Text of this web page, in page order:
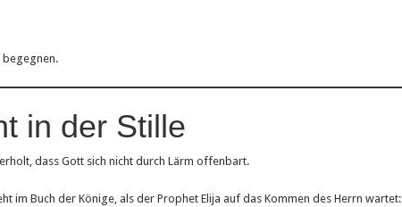
in der Stille
dass Gott sich nicht durch Lärm offenbart.
im Buch der Könige, als der Prophet Elija auf das Kommen des Herrn wartet: